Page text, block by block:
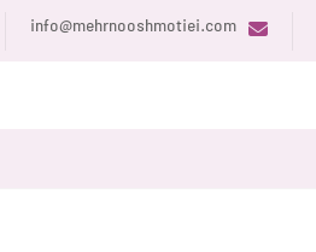
info@mehrnooshmotiei.com